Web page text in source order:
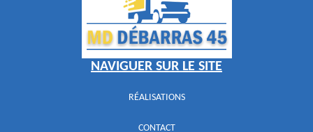
NAVIGUER SUR LE SITE
RÉALISATIONS
CONTACT